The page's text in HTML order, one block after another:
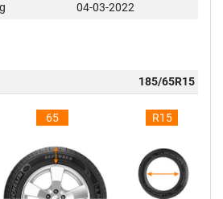
04-03-2022
185/65R15
65 R15